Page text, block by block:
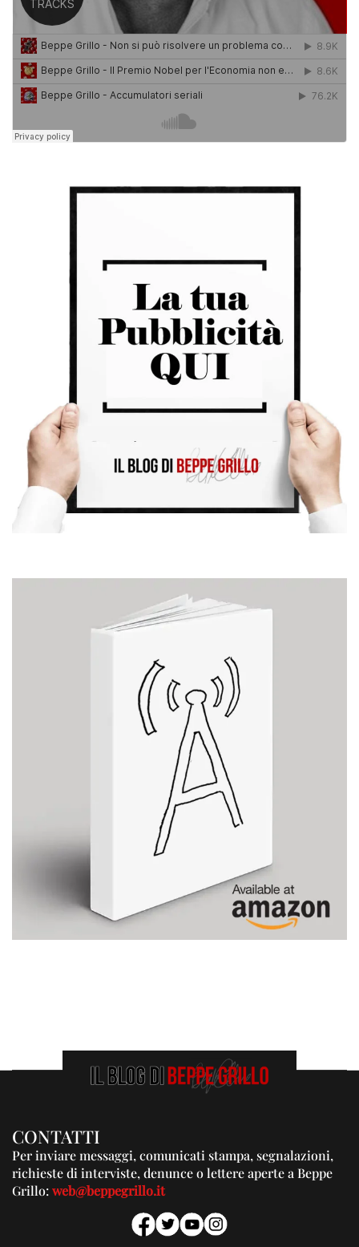
CONTATTI
Per inviare messaggi, comunicati stampa, segnalazioni,
richieste di interviste, denunce o lettere aperte a Beppe
Grillo:web@beppegrillo.it